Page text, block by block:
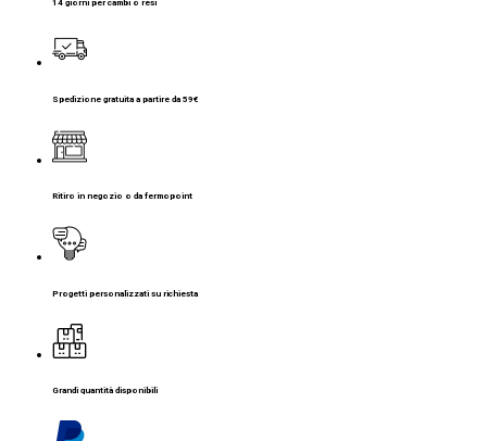
14 giorni per cambi o resi
Spedizione gratuita a partire da 59€
Ritiro in negozio o da fermopoint
Progetti personalizzati su richiesta
Grandi quantità disponibili